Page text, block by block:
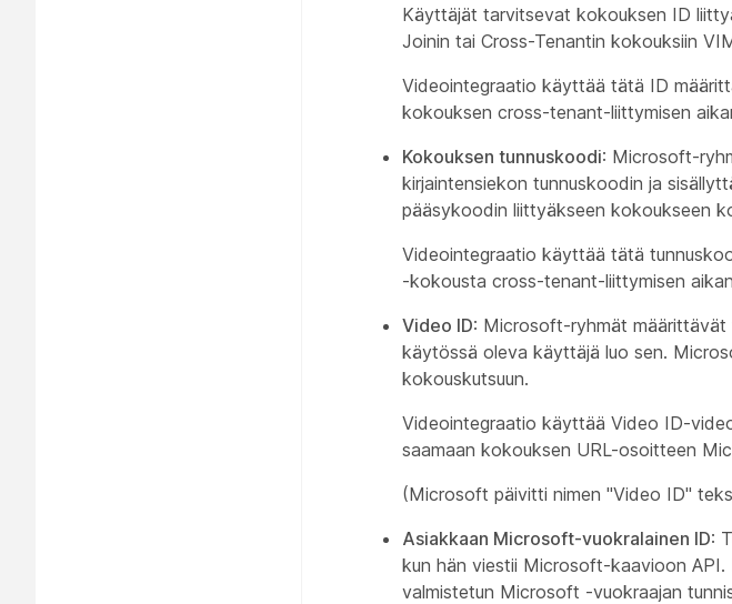
Käyttäjät tarvitsevat kokouksen ID
Joinin tai Cross-Tenantin kokouksiin
Videointegraatio käyttää tätä ID
kokouksen cross-tenant-liittymisen
Kokouksen tunnuskoodi: Microsoft-
kirjaintensiekon tunnuskoodin ja
pääsykoodin liittyäkseen kokoukseen
Videointegraatio käyttää tätä
-kokousta cross-tenant-liittymisen
Video ID: Microsoft-ryhmät määrittävät
käytössä oleva käyttäjä luo sen.
kokouskutsuun.
Videointegraatio käyttää Video ID-
saamaan kokouksen URL-osoitteen
(Microsoft päivitti nimen "Video ID"
Asiakkaan Microsoft-vuokralainen ID:
kun hän viestii Microsoft-kaavioon
valmistetun Microsoft -vuokraajan